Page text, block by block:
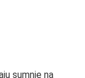
sumnje na